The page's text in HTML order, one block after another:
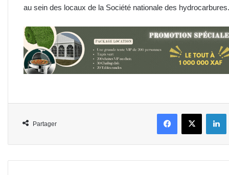
au sein des locaux de la Société nationale des hydrocarbures.
Partager
FacebookX